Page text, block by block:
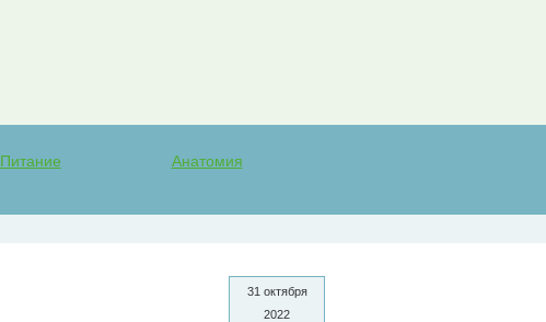
Питание Анатомия
31 октября
2022